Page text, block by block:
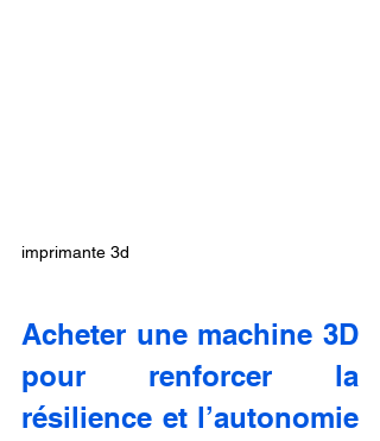
imprimante 3d
Acheter une machine 3D
pour renforcer la
résilience et l’autonomie